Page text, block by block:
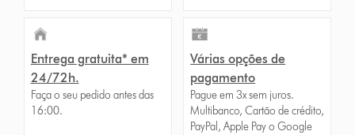
Entrega gratuita* em
24/72h.
Faça o seu pedido antes das
16:00.
Várias opções de
pagamento
Pague em 3x sem juros.
Multibanco, Cartão de crédito,
PayPal, Apple Pay o Google